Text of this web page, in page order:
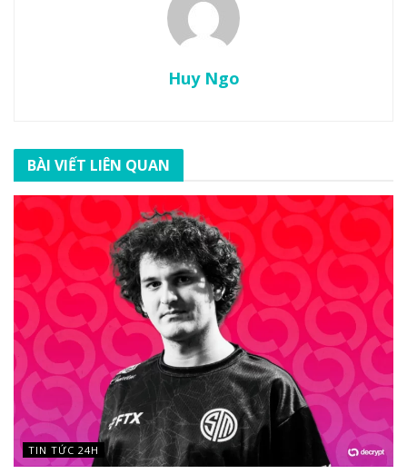
Huy Ngo
BÀI VIẾT LIÊN QUAN
TIN TỨC 24H